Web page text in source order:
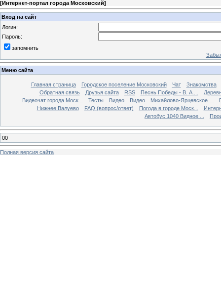
[Интернет-портал города Московский]
Вход на сайт
Логин:
Пароль:
запомнить
Меню сайта
Главная страница Городское поселение Московский Чат
Знакомства
Обратная связь
Друзья сайта RSS Песнь Победы - В. А....
Видеочат города Моск...
Тесты Видео Видео Михайлово-Ярцевское ...
Нижнее Валуево
FAQ (вопрос/ответ) Погода в городе Моск...
Автобус 1040 Видное ...
00
Полная версия сайта